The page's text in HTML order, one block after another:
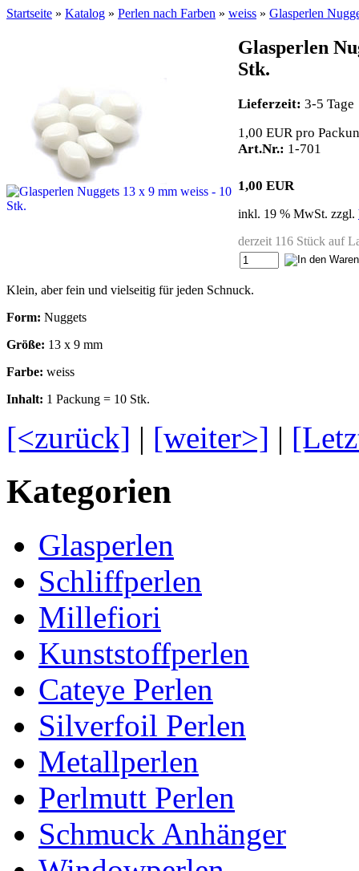
Startseite » Katalog » Perlen nach Farben » weiss » Glasperlen
Glasperlen
Stk.
Lieferzeit: 3-5 Tage
1,00 EUR pro
Art.Nr.: 1-701
1,00 EUR
inkl. 19 % MwSt. zzgl.
derzeit 116 Stück auf
Klein, aber fein und vielseitig für jeden Schnuck.
Form: Nuggets
Größe: 13 x 9 mm
Farbe: weiss
Inhalt: 1 Packung = 10 Stk.
[<zurück] | [weiter>] |
Kategorien
Glasperlen
Schliffperlen
Millefiori
Kunststoffperlen
Cateye Perlen
Silverfoil Perlen
Metallperlen
Perlmutt Perlen
Schmuck Anhänger